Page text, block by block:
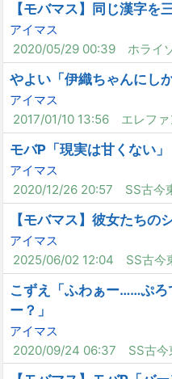
【モバマス】同じ漢字を
アイマス
2020/05/29 00:39
ホライ
やよい「伊織ちゃんにし
アイマス
2017/01/10 13:56
エレフ
モバP「現実は甘くない」
アイマス
2020/12/26 20:57
SS古今
【モバマス】彼女たちの
アイマス
2025/06/02 12:04
SS古今
こずえ「ふわぁー……ぷ
ー？」
アイマス
2020/09/24 06:37
SS古今